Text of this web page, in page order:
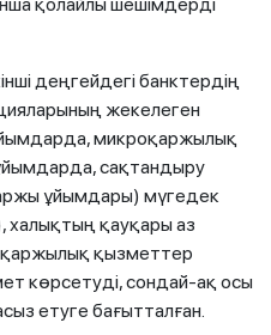
қолайлы шешімдерді
деңгейдегі банктердің
жекелеген
микроқаржылық
сақтандыру
ұйымдары) мүгедек
халықтың қауқары аз
қаржылық қызметтер
көрсетуді, сондай-ақ осы
етуге бағытталған.